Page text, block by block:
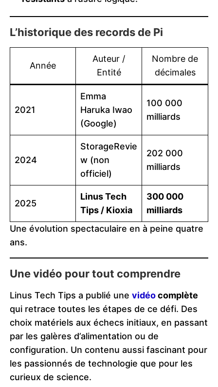
L’historique des records de Pi
Année
Auteur /
Entité
Nombre de
décimales
2021
Emma
Haruka Iwao
(Google)
100 000
milliards
2024
StorageRevie
w (non
officiel)
202 000
milliards
2025
Linus Tech
Tips / Kioxia
300 000
milliards
Une évolution spectaculaire en à peine quatre
ans.
Une vidéo pour tout comprendre
Linus Tech Tips a publié une vidéocomplète
qui retrace toutes les étapes de ce défi. Des
choix matériels aux échecs initiaux, en passant
par les galères d’alimentation ou de
configuration. Un contenu aussi fascinant pour
les passionnés de technologie que pour les
curieux de science.